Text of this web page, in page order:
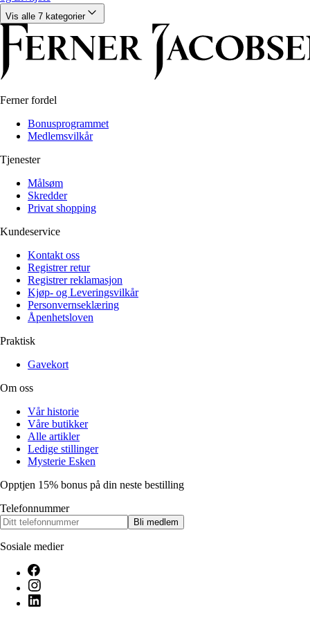
Klær
Reise
Informasjon
Tilbehør
Tips og triks
Alle artikler
Klær
Informasjon
Tilbehør
Lukk
Vis alle 7 kategorier
Ferner fordel
Bonusprogrammet
Medlemsvilkår
Tjenester
Målsøm
Skredder
Privat shopping
Kundeservice
Kontakt oss
Registrer retur
Registrer reklamasjon
Kjøp- og Leveringsvilkår
Personvernseklæring
Åpenhetsloven
Praktisk
Gavekort
Om oss
Vår historie
Våre butikker
Alle artikler
Ledige stillinger
Mysterie Esken
Opptjen 15% bonus på din neste bestilling
Telefonnummer
Bli medlem
Sosiale medier